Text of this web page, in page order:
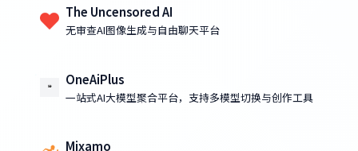
The Uncensored AI
无审查AI图像生成与自由聊天平台
OneAiPlus
一站式AI大模型聚合平台，支持多模型切换与创作工具
Mixamo